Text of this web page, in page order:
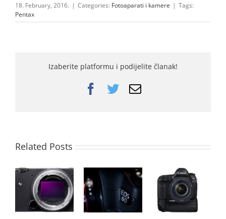
18. February, 2016. | Categories: Fotoaparati i kamere | Tags:
Pentax
Izaberite platformu i podijelite članak!
Facebook
TwitterEmail
Related Posts